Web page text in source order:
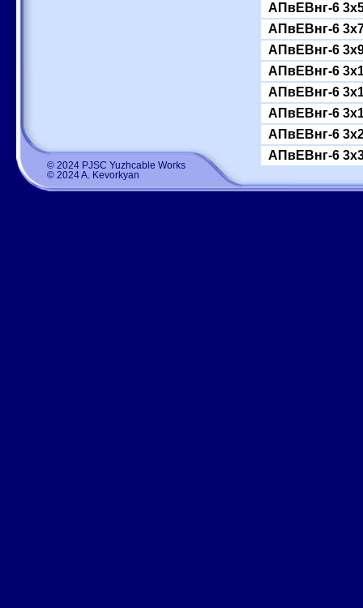
© 2024 PJSC Yuzhcable Works
© 2024 A. Kevorkyan
АПвЕВнг-6
АПвЕВнг-6
АПвЕВнг-6
АПвЕВнг-6
АПвЕВнг-6
АПвЕВнг-6
АПвЕВнг-6
АПвЕВнг-6